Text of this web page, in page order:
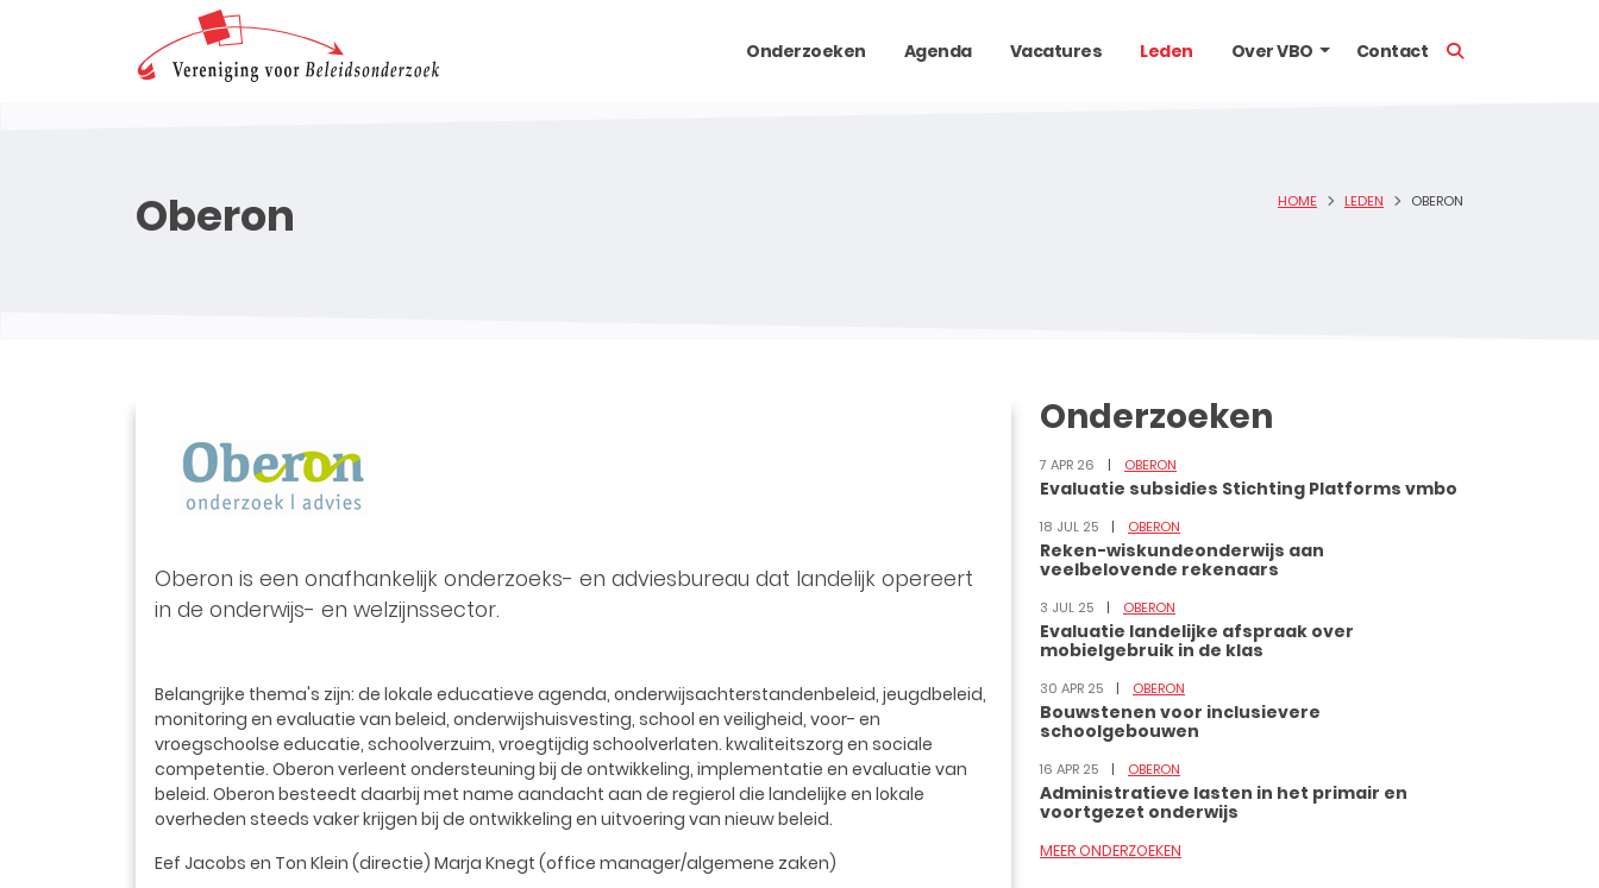
Onderzoeken Agenda Vacatures Leden Over VBO Contact
Oberon HOME LEDEN OBERON
Oberon is een onafhankelijk onderzoeks- en adviesbureau dat landelijk opereert
in de onderwijs- en welzijnssector.
Belangrijke thema's zijn: de lokale educatieve agenda, onderwijsachterstandenbeleid, jeugdbeleid,
monitoring en evaluatie van beleid, onderwijshuisvesting, school en veiligheid, voor- en
vroegschoolse educatie, schoolverzuim, vroegtijdig schoolverlaten. kwaliteitszorg en sociale
competentie. Oberon verleent ondersteuning bij de ontwikkeling, implementatie en evaluatie van
beleid. Oberon besteedt daarbij met name aandacht aan de regierol die landelijke en lokale
overheden steeds vaker krijgen bij de ontwikkeling en uitvoering van nieuw beleid.
Eef Jacobs en Ton Klein (directie) Marja Knegt (office manager/algemene zaken)
Onderzoeken
7 APR 26 OBERON
Evaluatie subsidies Stichting Platforms vmbo
18 JUL 25 OBERON
Reken-wiskundeonderwijs aan
veelbelovende rekenaars
3 JUL 25 OBERON
Evaluatie landelijke afspraak over
mobielgebruik in de klas
30 APR 25 OBERON
Bouwstenen voor inclusievere
schoolgebouwen
16 APR 25 OBERON
Administratieve lasten in het primair en
voortgezet onderwijs
MEER ONDERZOEKEN